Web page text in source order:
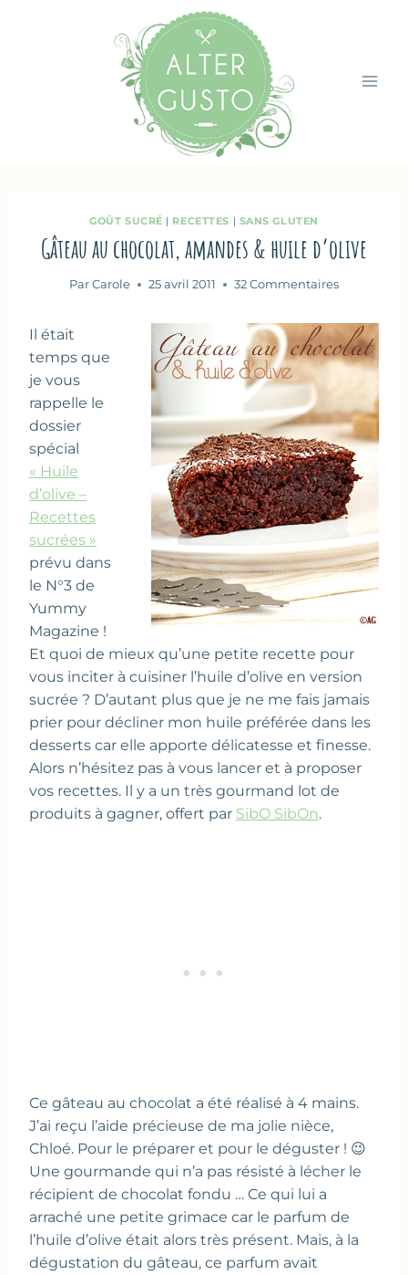
GOÛT SUCRÉ | RECETTES | SANS GLUTEN
Gâteau au chocolat, amandes & huile d’olive
Par Carole 25 avril 2011 32 Commentaires
Il était
temps que
je vous
rappelle le
dossier
spécial
« Huile
d’olive –
Recettes
sucrées »
prévu dans
le N°3 de
Yummy
Magazine !
Et quoi de mieux qu’une petite recette pour
vous inciter à cuisiner l’huile d’olive en version
sucrée ? D’autant plus que je ne me fais jamais
prier pour décliner mon huile préférée dans les
desserts car elle apporte délicatesse et finesse.
Alors n’hésitez pas à vous lancer et à proposer
vos recettes. Il y a un très gourmand lot de
produits à gagner, offert par SibO SibOn.
Ce gâteau au chocolat a été réalisé à 4 mains.
J’ai reçu l’aide précieuse de ma jolie nièce,
Chloé. Pour le préparer et pour le déguster ! 😉
Une gourmande qui n’a pas résisté à lécher le
récipient de chocolat fondu … Ce qui lui a
arraché une petite grimace car le parfum de
l’huile d’olive était alors très présent. Mais, à la
dégustation du gâteau, ce parfum avait